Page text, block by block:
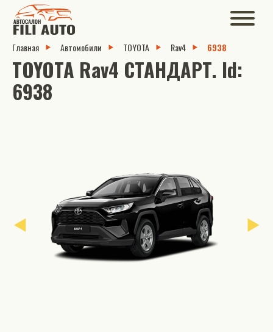
Главная Автомобили TOYOTA Rav4 6938
TOYOTA Rav4 СТАНДАРТ. Id:
6938